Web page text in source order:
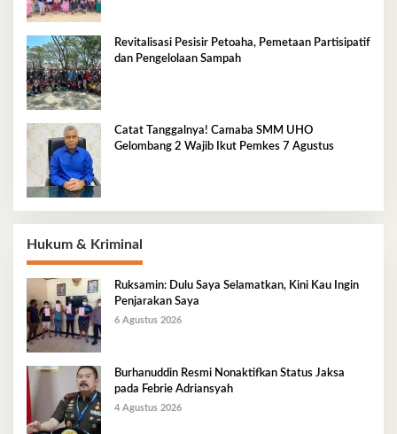
Revitalisasi Pesisir Petoaha, Pemetaan Partisipatif
dan Pengelolaan Sampah
Catat Tanggalnya! Camaba SMM UHO
Gelombang 2 Wajib Ikut Pemkes 7 Agustus
Hukum & Kriminal
Ruksamin: Dulu Saya Selamatkan, Kini Kau Ingin
Penjarakan Saya
6 Agustus 2026
Burhanuddin Resmi Nonaktifkan Status Jaksa
pada Febrie Adriansyah
4 Agustus 2026